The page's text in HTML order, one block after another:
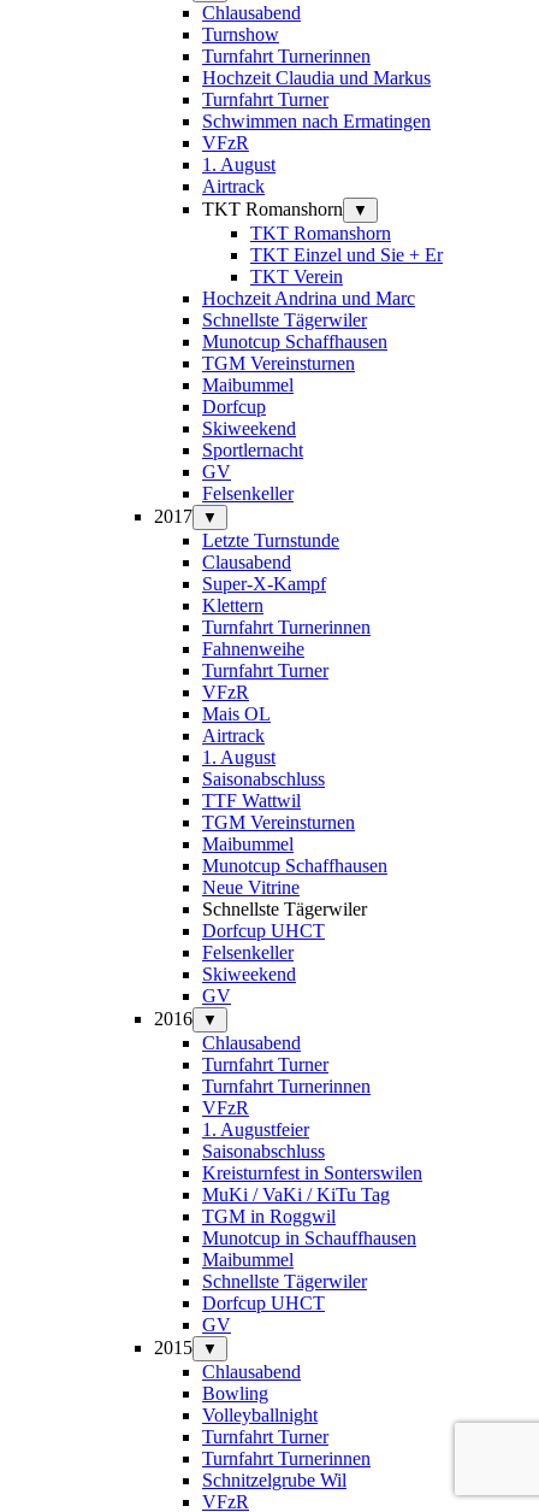
Chlausabend
Turnshow
Turnfahrt Turnerinnen
Hochzeit Claudia und Markus
Turnfahrt Turner
Schwimmen nach Ermatingen
VFzR
1. August
Airtrack
TKT Romanshorn
▼
TKT Romanshorn
TKT Einzel und Sie + Er
TKT Verein
Hochzeit Andrina und Marc
Schnellste Tägerwiler
Munotcup Schaffhausen
TGM Vereinsturnen
Maibummel
Dorfcup
Skiweekend
Sportlernacht
GV
Felsenkeller
2017
▼
Letzte Turnstunde
Clausabend
Super-X-Kampf
Klettern
Turnfahrt Turnerinnen
Fahnenweihe
Turnfahrt Turner
VFzR
Mais OL
Airtrack
1. August
Saisonabschluss
TTF Wattwil
TGM Vereinsturnen
Maibummel
Munotcup Schaffhausen
Neue Vitrine
Schnellste Tägerwiler
Dorfcup UHCT
Felsenkeller
Skiweekend
GV
2016
▼
Chlausabend
Turnfahrt Turner
Turnfahrt Turnerinnen
VFzR
1. Augustfeier
Saisonabschluss
Kreisturnfest in Sonterswilen
MuKi / VaKi / KiTu Tag
TGM in Roggwil
Munotcup in Schauffhausen
Maibummel
Schnellste Tägerwiler
Dorfcup UHCT
GV
2015
▼
Chlausabend
Bowling
Volleyballnight
Turnfahrt Turner
Turnfahrt Turnerinnen
Schnitzelgrube Wil
VFzR